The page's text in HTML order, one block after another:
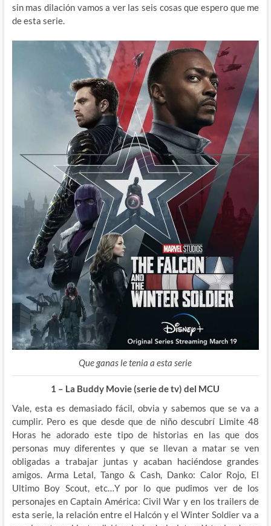
sin mas dilación vamos a ver las seis cosas que espero que me
de esta serie.
Que ganas le tenia a esta serie
1 – La Buddy Movie (serie de tv) del MCU
Vale, esta es demasiado fácil, obvia y sabemos que se va a
cumplir. Pero es que desde que de niño descubrí Limite 48
Horas he adorado este tipo de historias en las que dos
personas muy diferentes y que se llevan a matar se ven
obligadas a trabajar juntas y acaban haciéndose grandes
amigos. Arma Letal, Tango & Cash, Danko: Calor Rojo, El
Ultimo Boy Scout, etc…Y por lo que pudimos ver de los
personajes en Captain América: Civil War y en los trailers de
esta serie, la relación entre el Halcón y el Winter Soldier va a